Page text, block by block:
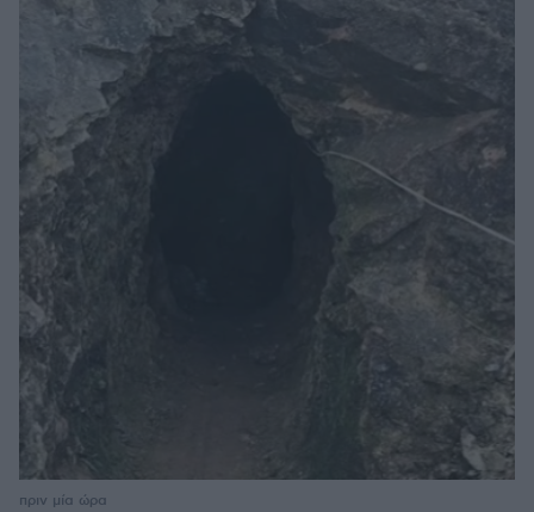
πριν μία ώρα